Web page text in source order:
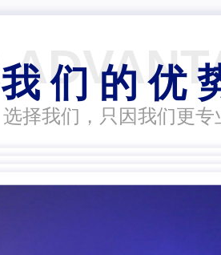
我 们 的 优
选择我们，只因我们更专